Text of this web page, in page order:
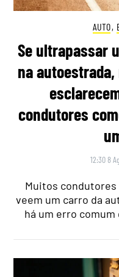
AUTO,
Se ultrapassar
na
condutores
12:30 8
Muitos
veem um carro da
há um erro